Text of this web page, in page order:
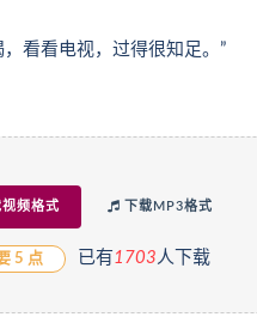
看看电视，过得很知足。”
频格式 下载MP3格式
5 点 已有 1 703人下载